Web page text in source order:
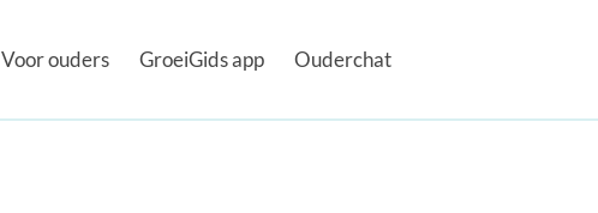
Voor ouders GroeiGids app Ouderchat